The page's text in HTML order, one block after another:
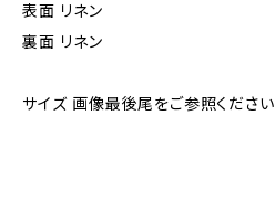
表面 リネン
裏面 リネン
サイズ 画像最後尾をご参照ください